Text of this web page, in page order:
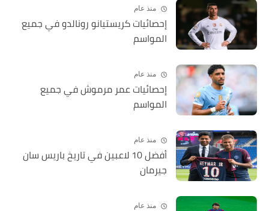
منذ عام
إحصائيات كريستيانو رونالدو في جميع
المواسم
منذ عام
إحصائيات عمر مرموش في جميع
المواسم
منذ عام
أفضل 10 لاعبين في تاريخ باريس سان
جيرمان
منذ عام